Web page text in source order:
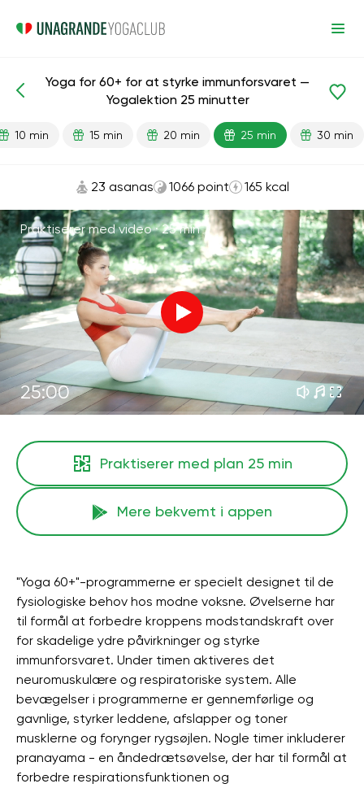
Færdiglavede lektioner Alder
Yoga for 60+ for at styrke immunforsvaret —
Yogalektion 25 minutter
10 min 15 min 20 min 25 min 30 min
23 asanas 1066 point 165 kcal
Praktiserer med video ·25 min
25:00
Praktiserer med plan 25 min
Mere bekvemt i appen
"Yoga 60+"-programmerne er specielt designet til de
fysiologiske behov hos modne voksne. Øvelserne har
til formål at forbedre kroppens modstandskraft over
for skadelige ydre påvirkninger og styrke
immunforsvaret. Under timen aktiveres det
neuromuskulære og respiratoriske system. Alle
bevægelser i programmerne er gennemførlige og
gavnlige, styrker leddene, afslapper og toner
musklerne og forynger rygsøjlen. Nogle timer inkluderer
pranayama - en åndedrætsøvelse, der har til formål at
forbedre respirationsfunktionen og